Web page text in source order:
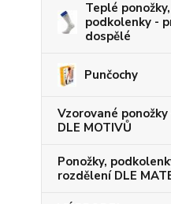
Teplé ponožky,
podkolenky -
dospělé
Punčochy
Vzorované
DLE MOTIVŮ
Ponožky,
rozdělení DLE